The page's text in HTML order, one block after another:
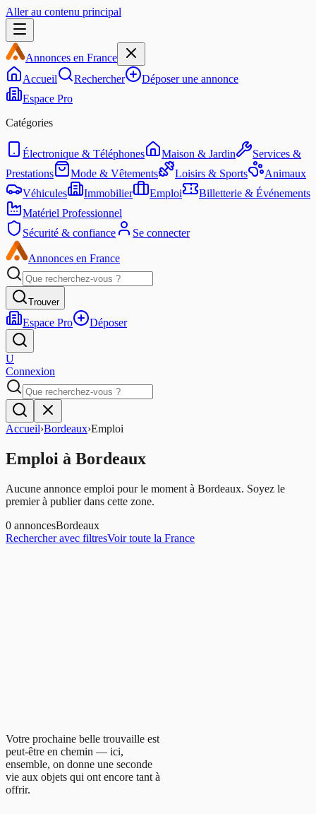
Aller au contenu principal
Annonces en France
Accueil
Rechercher
Déposer une annonce
Espace Pro
Catégories
Électronique & Téléphones Maison & Jardin
Services &
Prestations
Mode & Vêtements Loisirs & Sports
Animaux
Véhicules
Immobilier Emploi
Billetterie & Événements
Matériel Professionnel
Sécurité & confiance
Se connecter
Annonces en France
Trouver
Espace Pro Déposer
U
Connexion
Accueil›Bordeaux›Emploi
Emploi à Bordeaux
Aucune annonce emploi pour le moment à Bordeaux. Soyez le
premier à publier dans cette zone.
0 annoncesBordeaux
Rechercher avec filtresVoir toute la France
Votre prochaine belle trouvaille est
peut-être en chemin — ici,
ensemble, on donne une seconde
vie aux objets qui ont encore tant à
offrir.